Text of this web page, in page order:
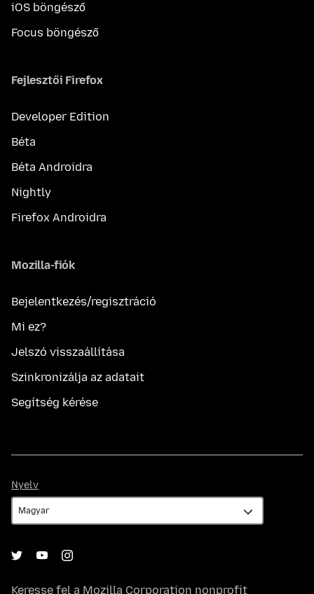
iOS böngésző
Focus böngésző
Fejlesztői Firefox
Developer Edition
Béta
Béta Androidra
Nightly
Firefox Androidra
Mozilla-fiók
Bejelentkezés/regisztráció
Mi ez?
Jelszó visszaállítása
Szinkronizálja az adatait
Segítség kérése
Nyelv
Keresse fel a Mozilla Corporation nonprofit